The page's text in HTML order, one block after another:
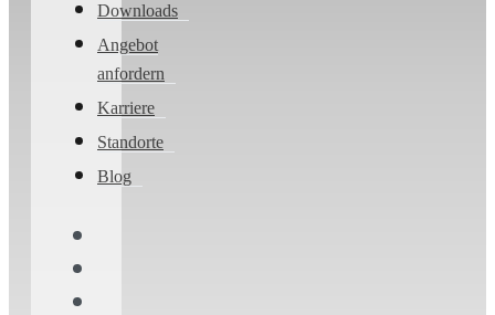
Downloads
Angebot
anfordern
Karriere
Standorte
Blog